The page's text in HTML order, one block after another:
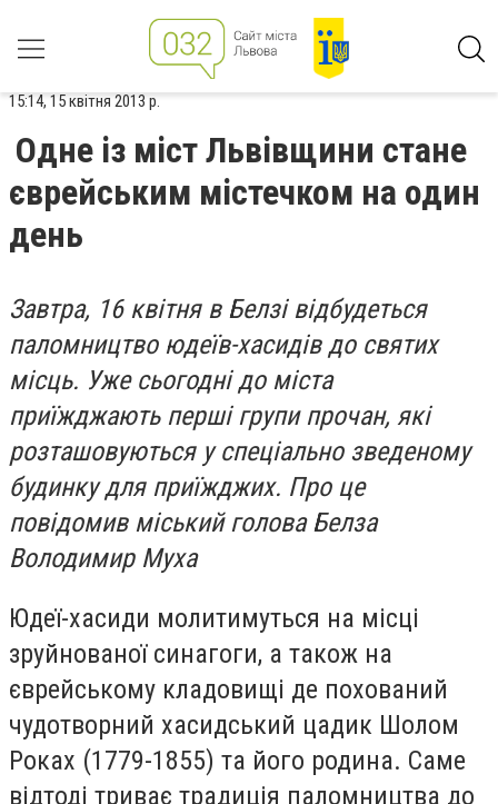
15:14, 15 квітня 2013 р.
Одне із міст Львівщини стане
єврейським містечком на один
день
Завтра, 16 квітня в Белзі відбудеться
паломництво юдеїв-хасидів до святих
місць. Уже сьогодні до міста
приїжджають перші групи прочан, які
розташовуються у спеціально зведеному
будинку для приїжджих. Про це
повідомив міський голова Белза
Володимир Муха
Юдеї-хасиди молитимуться на місці
зруйнованої синагоги, а також на
єврейському кладовищі де похований
чудотворний хасидський цадик Шолом
Роках (1779-1855) та його родина. Саме
відтоді триває традиція паломництва до